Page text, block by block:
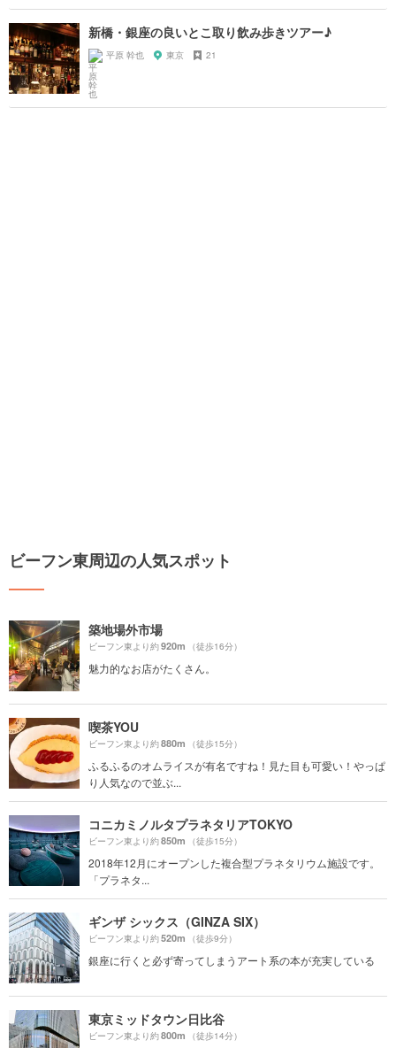
新橋・銀座の良いとこ取り飲み歩きツアー♪
平原 幹也 東京 21
ビーフン東周辺の人気スポット
築地場外市場
ビーフン東より約920m （徒歩16分）
魅力的なお店がたくさん。
喫茶YOU
ビーフン東より約880m （徒歩15分）
ふるふるのオムライスが有名ですね！見た目も可愛い！やっぱ
り人気なので並ぶ...
コニカミノルタプラネタリアTOKYO
ビーフン東より約850m （徒歩15分）
2018年12月にオープンした複合型プラネタリウム施設です。
「プラネタ...
ギンザ シックス（GINZA SIX）
ビーフン東より約520m （徒歩9分）
銀座に行くと必ず寄ってしまうアート系の本が充実している
東京ミッドタウン日比谷
ビーフン東より約800m （徒歩14分）